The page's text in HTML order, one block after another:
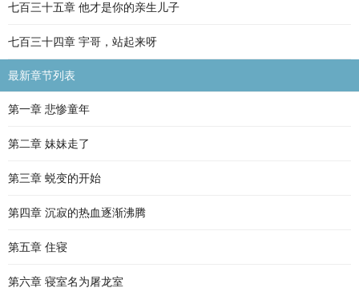
七百三十五章 他才是你的亲生儿子
七百三十四章 宇哥，站起来呀
最新章节列表
第一章 悲惨童年
第二章 妹妹走了
第三章 蜕变的开始
第四章 沉寂的热血逐渐沸腾
第五章 住寝
第六章 寝室名为屠龙室